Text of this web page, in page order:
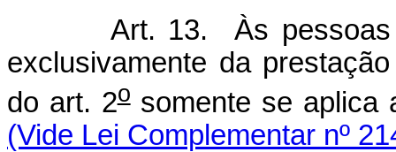
Art. 13. Às pessoas
exclusivamente da
do art. 2osomente se aplica
(Vide Lei Complementar nº